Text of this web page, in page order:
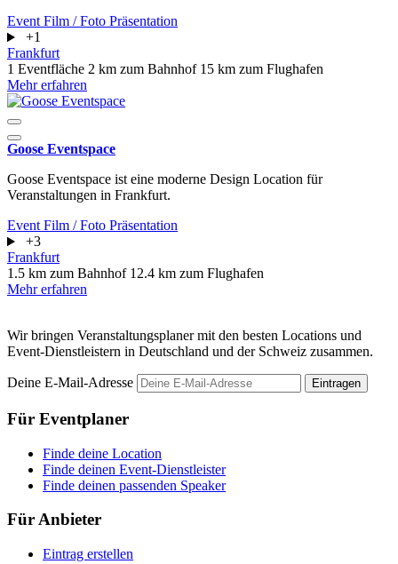
Event Film / Foto Präsentation
+1
Frankfurt
1 Eventfläche 2 km zum Bahnhof 15 km zum Flughafen
Mehr erfahren
Goose Eventspace
Goose Eventspace ist eine moderne Design Location für
Veranstaltungen in Frankfurt.
Event Film / Foto Präsentation
+3
Frankfurt
1.5 km zum Bahnhof 12.4 km zum Flughafen
Mehr erfahren
Wir bringen Veranstaltungsplaner mit den besten Locations und
Event-Dienstleistern in Deutschland und der Schweiz zusammen.
Deine E-Mail-Adresse Eintragen
Für Eventplaner
Finde deine Location
Finde deinen Event-Dienstleister
Finde deinen passenden Speaker
Für Anbieter
Eintrag erstellen